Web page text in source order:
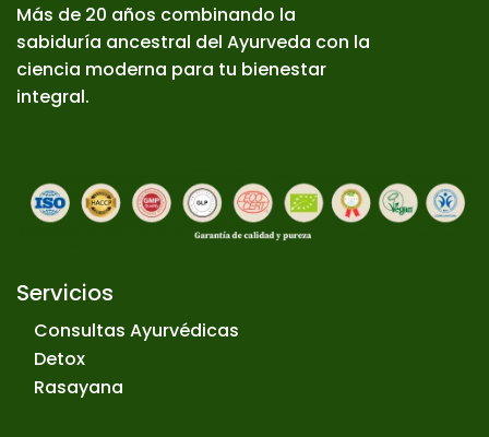
Más de 20 años combinando la
sabiduría ancestral del Ayurveda con la
ciencia moderna para tu bienestar
integral.
Servicios
Consultas Ayurvédicas
Detox
Rasayana